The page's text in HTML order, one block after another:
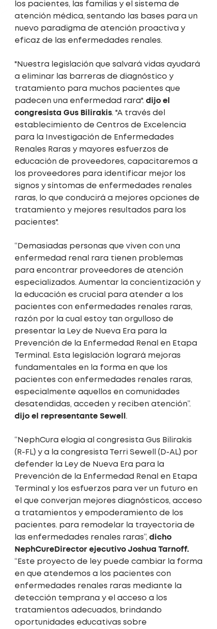
los pacientes, las familias y el sistema de
atención médica, sentando las bases para un
nuevo paradigma de atención proactiva y
eficaz de las enfermedades renales.
"Nuestra legislación que salvará vidas ayudará
a eliminar las barreras de diagnóstico y
tratamiento para muchos pacientes que
padecen una enfermedad rara". dijo el
congresista Gus Bilirakis. "A través del
establecimiento de Centros de Excelencia
para la Investigación de Enfermedades
Renales Raras y mayores esfuerzos de
educación de proveedores, capacitaremos a
los proveedores para identificar mejor los
signos y síntomas de enfermedades renales
raras, lo que conducirá a mejores opciones de
tratamiento y mejores resultados para los
pacientes".
“Demasiadas personas que viven con una
enfermedad renal rara tienen problemas
para encontrar proveedores de atención
especializados. Aumentar la concientización y
la educación es crucial para atender a los
pacientes con enfermedades renales raras,
razón por la cual estoy tan orgulloso de
presentar la Ley de Nueva Era para la
Prevención de la Enfermedad Renal en Etapa
Terminal. Esta legislación logrará mejoras
fundamentales en la forma en que los
pacientes con enfermedades renales raras,
especialmente aquellos en comunidades
desatendidas, acceden y reciben atención”.
dijo el representante Sewell .
“NephCura elogia al congresista Gus Bilirakis
(R-FL) y a la congresista Terri Sewell (D-AL) por
defender la Ley de Nueva Era para la
Prevención de la Enfermedad Renal en Etapa
Terminal y los esfuerzos para ver un futuro en
el que converjan mejores diagnósticos, acceso
a tratamientos y empoderamiento de los
pacientes. para remodelar la trayectoria de
las enfermedades renales raras”, dicho
NephCureDirector ejecutivo Joshua Tarnoff.
“Este proyecto de ley puede cambiar la forma
en que atendemos a los pacientes con
enfermedades renales raras mediante la
detección temprana y el acceso a los
tratamientos adecuados, brindando
oportunidades educativas sobre